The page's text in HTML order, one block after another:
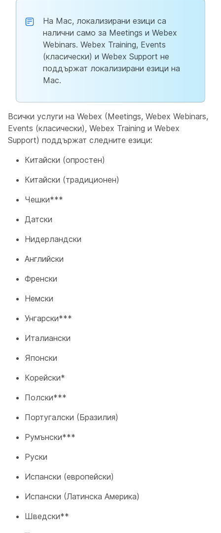
На Mac, локализирани езици са
налични само за Meetings и Webex
Webinars. Webex Training, Events
(класически) и Webex Support не
поддържат локализирани езици на
Mac.
Всички услуги на Webex (Meetings, Webex Webinars,
Events (класически), Webex Training и Webex
Support) поддържат следните езици:
Китайски (опростен)
Китайски (традиционен)
Чешки***
Датски
Нидерландски
Английски
Френски
Немски
Унгарски***
Италиански
Японски
Корейски*
Полски***
Португалски (Бразилия)
Румънски***
Руски
Испански (европейски)
Испански (Латинска Америка)
Шведски**